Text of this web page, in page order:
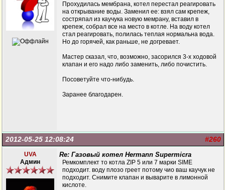
Прохудилась мембрана, котел перестал реагировать
на открывание воды. Заменил ее: взял сам крепеж,
состряпал из каучука новую мемрану, вставил в
крепеж, собрал все на место в котле. На воду котел
стал реагировать, полилась теплая нормальна вода.
Но до горячей, как раньше, не догревает.
Мастер сказал, что, возможно, засорился 3-х ходовой
клапан и его надо либо заменить, либо почистить.
Посоветуйте что-нибудь.
Заранее благодарен.
#260
2012-05-25 12:08:24
UVA
Админ
Re: Газовый котел Hermann Supermicra
Ремкомплект то котла ZIP 5 или 7 марки SIME
подходит. воду плозо греет потому чио ваш каучук не
подходит. Снимите клапан и выварите в лимонной
кислоте.